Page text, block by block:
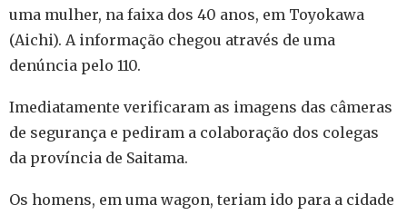
uma mulher, na faixa dos 40 anos, em Toyokawa
(Aichi). A informação chegou através de uma
denúncia pelo 110.
Imediatamente verificaram as imagens das câmeras
de segurança e pediram a colaboração dos colegas
da província de Saitama.
Os homens, em uma wagon, teriam ido para a cidade